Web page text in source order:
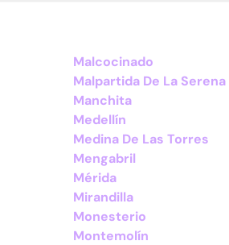
Malcocinado
Malpartida De La Serena
Manchita
Medellín
Medina De Las Torres
Mengabril
Mérida
Mirandilla
Monesterio
Montemolín